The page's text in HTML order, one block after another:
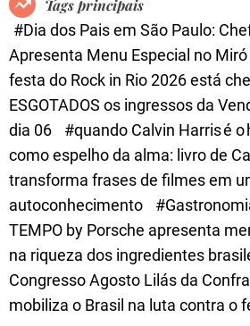
e
Tags principais
#Dia dos Pais em São Paulo:
Apresenta Menu Especial no
festa do Rock in Rio 2026 está
ESGOTADOS os ingressos da
dia 06
#quando Calvin Harris é o
como espelho da alma: livro de
transforma frases de filmes em
autoconhecimento
TEMPO by Porsche apresenta
na riqueza dos ingredientes
Congresso Agosto Lilás da
mobiliza o Brasil na luta contra o